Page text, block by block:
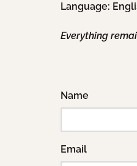
Language:
Everything
Name
Email